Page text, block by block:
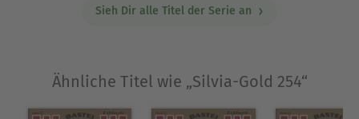
Sieh Dir alle Titel der Serie an
Ähnliche Titel wie „Silvia-Gold 254“